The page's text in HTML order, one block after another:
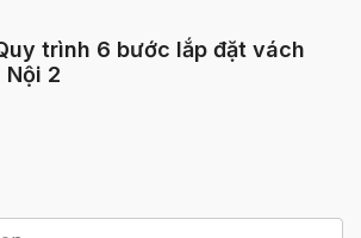
trình 6 bước lắp đặt vách
Nội 2